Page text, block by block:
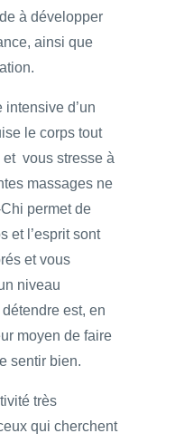
à développer
ainsi que
intensive d’un
le corps tout
et vous stresse à
massages ne
permet de
et l’esprit sont
et vous
niveau
est, en
moyen de faire
sentir bien.
très
qui cherchent